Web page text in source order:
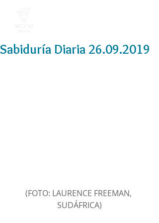
Sabiduría Diaria 26.09.2019
(FOTO: LAURENCE FREEMAN,
SUDÁFRICA)